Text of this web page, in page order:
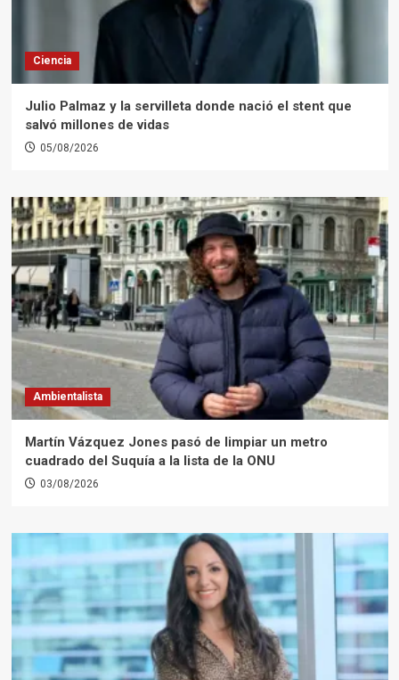
Ciencia
Julio Palmaz y la servilleta donde nació el stent que
salvó millones de vidas
05/08/2026
Ambientalista
Martín Vázquez Jones pasó de limpiar un metro
cuadrado del Suquía a la lista de la ONU
03/08/2026